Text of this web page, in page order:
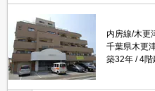
内房線/木更
千葉県木更
築32年
4階